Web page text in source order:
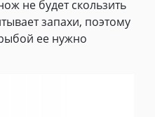
не будет скользить
запахи, поэтому
ее нужно